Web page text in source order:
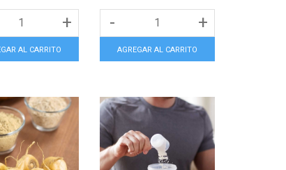
+
AL CARRITO
- +
AGREGAR AL CARRITO